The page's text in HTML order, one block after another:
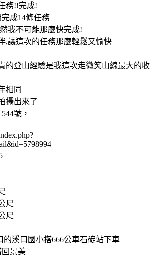
務!!完成!
成14條任務
我不可能那麼快完成!
,讓這次的任務那麼輕鬆又愉快
的登山經驗是我這次走微笑山線最大的收
相同
攝出來了
號，
尺
尺
的溪口國小搭666公車石碇站下車
回景美